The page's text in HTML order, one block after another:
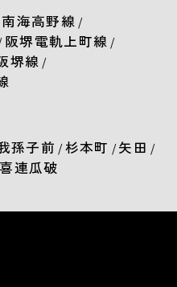
南海高野線 /
阪堺電軌上町線 /
堺線 /
孫子前 / 杉本町 / 矢田 /
喜連瓜破